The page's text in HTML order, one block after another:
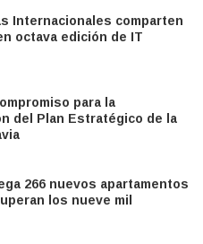
Internacionales comparten
octava edición de IT
para la
del Plan Estratégico de la
266 nuevos apartamentos
los nueve mil